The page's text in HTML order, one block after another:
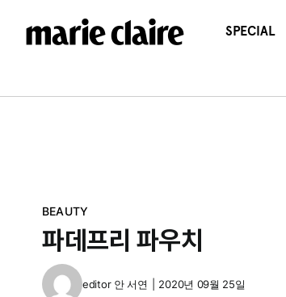
건
SPECIAL
BEAUTY
파데프리 파우치
editor 안 서연 2020년 09월 25일